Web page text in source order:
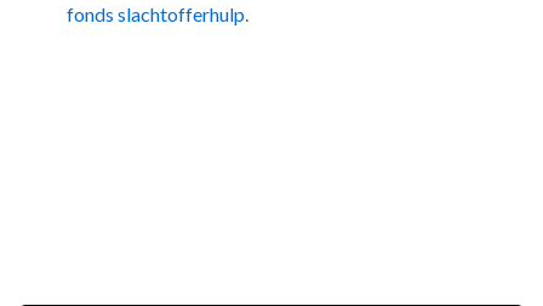
fonds slachtofferhulp.